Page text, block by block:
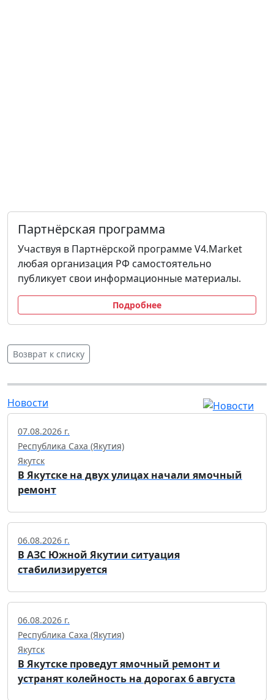
Партнёрская программа
Участвуя в Партнёрской программе V4.Market
любая организация РФ самостоятельно
публикует свои информационные материалы.
Подробнее
Возврат к списку
Новости
07.08.2026 г.
Республика Саха (Якутия)
Якутск
В Якутске на двух улицах начали ямочный
ремонт
06.08.2026 г.
В АЗС Южной Якутии ситуация
стабилизируется
06.08.2026 г.
Республика Саха (Якутия)
Якутск
В Якутске проведут ямочный ремонт и
устранят колейность на дорогах 6 августа